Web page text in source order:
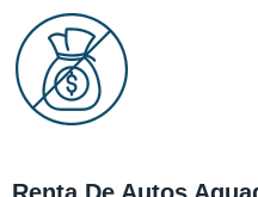
Renta De Autos